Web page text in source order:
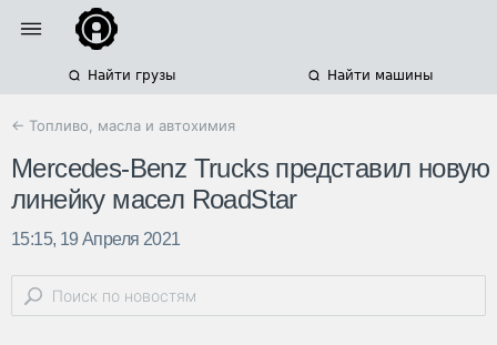
Найти грузы Найти машины
← Топливо, масла и автохимия
Mercedes-Benz Trucks представил новую
линейку масел RoadStar
15:15, 19 Апреля 2021